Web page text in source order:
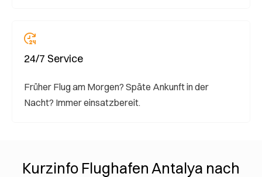
24/7 Service
Früher Flug am Morgen? Späte Ankunft in der
Nacht? Immer einsatzbereit.
Kurzinfo Flughafen Antalya nach